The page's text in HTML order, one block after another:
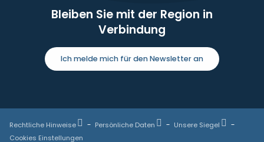
Bleiben Sie mit der Region in
Verbindung
Ich melde mich für den Newsletter an
Rechtliche Hinweise Persönliche Daten
Unsere Siegel
Cookies Einstellungen